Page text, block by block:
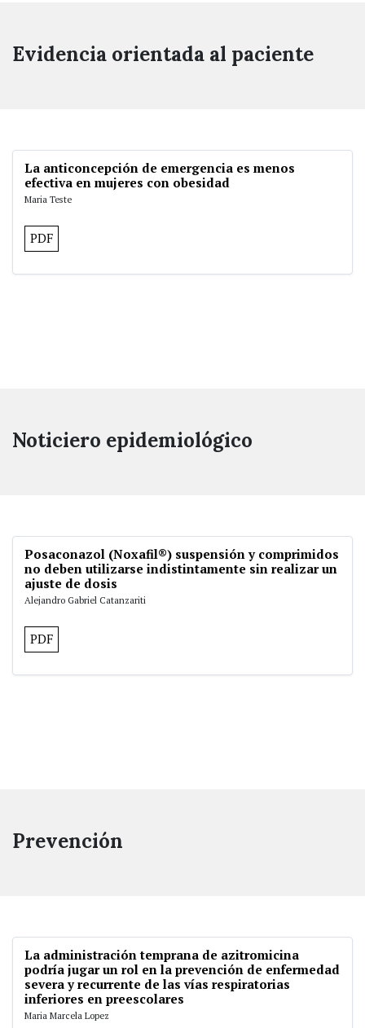
Evidencia orientada al paciente
La anticoncepción de emergencia es menos
efectiva en mujeres con obesidad
Maria Teste
PDF
Noticiero epidemiológico
Posaconazol (Noxafil®) suspensión y comprimidos
no deben utilizarse indistintamente sin realizar un
ajuste de dosis
Alejandro Gabriel Catanzariti
PDF
Prevención
La administración temprana de azitromicina
podría jugar un rol en la prevención de enfermedad
severa y recurrente de las vías respiratorias
inferiores en preescolares
Maria Marcela Lopez